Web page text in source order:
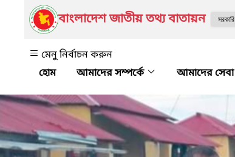
বাংলাদেশ জাতীয় তথ্য বাতায়ন
মেনু নির্বাচন করুন
আমাদের সম্পর্কে
আমাদের সেবা